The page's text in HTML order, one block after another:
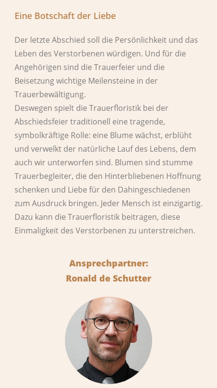
Eine Botschaft der Liebe
Der letzte Abschied soll die Persönlichkeit und das
Leben des Verstorbenen würdigen. Und für die
Angehörigen sind die Trauerfeier und die
Beisetzung wichtige Meilensteine in der
Trauerbewältigung.
Deswegen spielt die Trauerfloristik bei der
Abschiedsfeier traditionell eine tragende,
symbolkräftige Rolle: eine Blume wächst, erblüht
und verwelkt der natürliche Lauf des Lebens, dem
auch wir unterworfen sind. Blumen sind stumme
Trauerbegleiter, die den Hinterbliebenen Hoffnung
schenken und Liebe für den Dahingeschiedenen
zum Ausdruck bringen. Jeder Mensch ist einzigartig.
Dazu kann die Trauerfloristik beitragen, diese
Einmaligkeit des Verstorbenen zu unterstreichen.
Ansprechpartner:
Ronald de Schutter